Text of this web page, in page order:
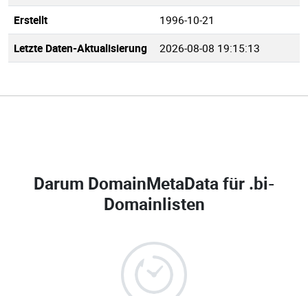
Erstellt
1996-10-21
Letzte Daten-Aktualisierung
2026-08-08 19:15:13
Darum DomainMetaData für .bi-
Domainlisten